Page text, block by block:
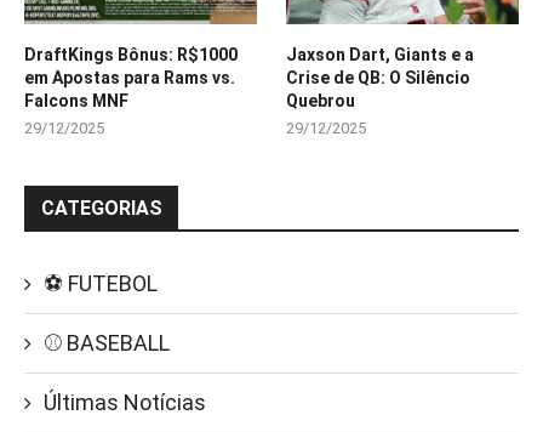
DraftKings Bônus: R$1000
em Apostas para Rams vs.
Falcons MNF
29/12/2025
Jaxson Dart, Giants e a
Crise de QB: O Silêncio
Quebrou
29/12/2025
CATEGORIAS
⚽ FUTEBOL
⚾ BASEBALL
Últimas Notícias